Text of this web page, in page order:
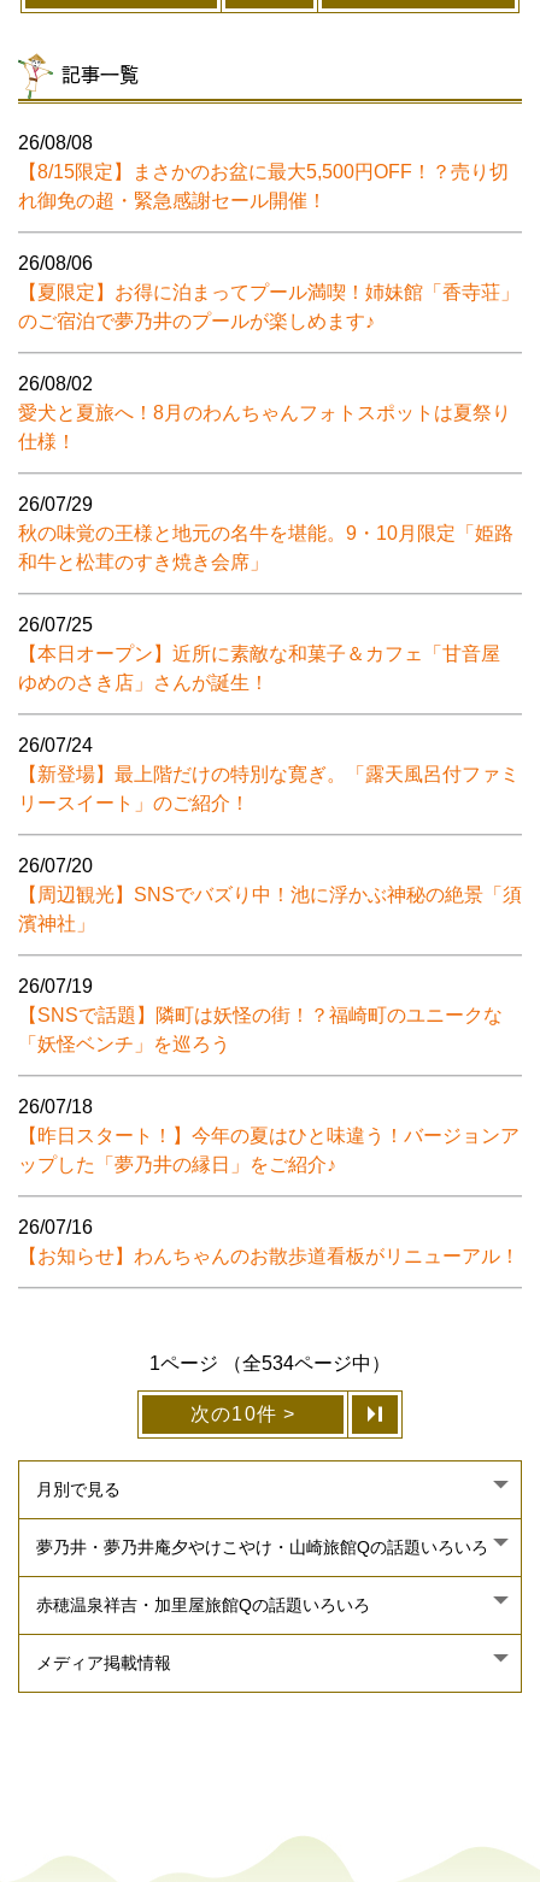
記事一覧
26/08/08
【8/15限定】まさかのお盆に最大5,500円OFF！？売り切
れ御免の超・緊急感謝セール開催！
26/08/06
【夏限定】お得に泊まってプール満喫！姉妹館「香寺荘」
のご宿泊で夢乃井のプールが楽しめます♪
26/08/02
愛犬と夏旅へ！8月のわんちゃんフォトスポットは夏祭り
仕様！
26/07/29
秋の味覚の王様と地元の名牛を堪能。9・10月限定「姫路
和牛と松茸のすき焼き会席」
26/07/25
【本日オープン】近所に素敵な和菓子＆カフェ「甘音屋
ゆめのさき店」さんが誕生！
26/07/24
【新登場】最上階だけの特別な寛ぎ。「露天風呂付ファミ
リースイート」のご紹介！
26/07/20
【周辺観光】SNSでバズり中！池に浮かぶ神秘の絶景「須
濱神社」
26/07/19
【SNSで話題】隣町は妖怪の街！？福崎町のユニークな
「妖怪ベンチ」を巡ろう
26/07/18
【昨日スタート！】今年の夏はひと味違う！バージョンア
ップした「夢乃井の縁日」をご紹介♪
26/07/16
【お知らせ】わんちゃんのお散歩道看板がリニューアル！
1ページ （全534ページ中）
次の10件